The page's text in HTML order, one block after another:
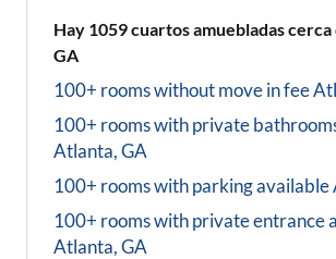
Hay 1059cuartos amuebladas cerca
GA
100+ rooms without move in fee
100+ rooms with private
Atlanta, GA
100+ rooms with parking available
100+ rooms with private entrance
Atlanta, GA